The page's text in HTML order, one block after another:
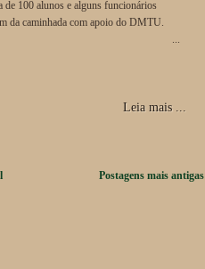
de 100 alunos e alguns funcionários
da caminhada com apoio do DMTU.
Leia mais ...
Postagens mais antigas